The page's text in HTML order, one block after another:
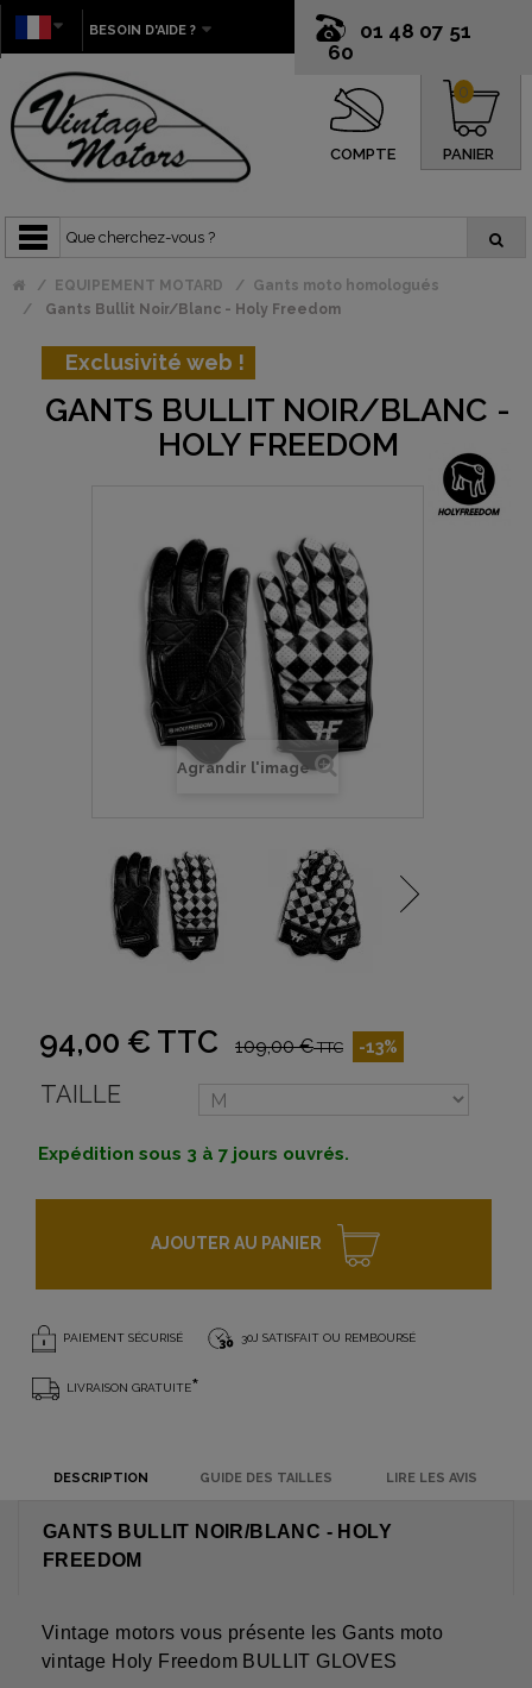
01 48 07 51
60
BESOIN D'AIDE ?
COMPTE PANIER
0
EQUIPEMENT MOTARD
Gants moto homologués
Gants Bullit Noir/Blanc - Holy Freedom
Exclusivité web !
GANTS BULLIT NOIR/BLANC -
HOLY FREEDOM
Agrandir l'image
94,00 € TTC 109,00 €TTC -13%
TAILLE
Expédition sous 3 à 7 jours ouvrés.
AJOUTER AU PANIER
PAIEMENT SÉCURISÉ 30J SATISFAIT OU REMBOURSÉ
LIVRAISON GRATUITE*
DESCRIPTION GUIDE DES TAILLES LIRE LES AVIS
GANTS BULLIT NOIR/BLANC - HOLY
FREEDOM
Vintage motors vous présente les Gants moto
vintage Holy Freedom BULLIT GLOVES